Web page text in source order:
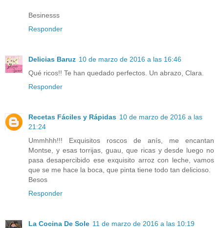
Besinesss
Responder
Delicias Baruz 10 de marzo de 2016 a las 16:46
Qué ricos!! Te han quedado perfectos. Un abrazo, Clara.
Responder
Recetas Fáciles y Rápidas 10 de marzo de 2016 a las
21:24
Ummhhh!!! Exquisitos roscos de anís, me encantan
Montse, y esas torrijas, guau, que ricas y desde luego no
pasa desapercibido ese exquisito arroz con leche, vamos
que se me hace la boca, que pinta tiene todo tan delicioso.
Besos
Responder
La Cocina De Sole 11 de marzo de 2016 a las 10:19